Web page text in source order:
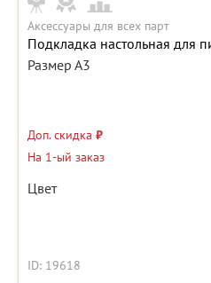
Аксессуары для всех парт
Подкладка настольная для
Размер А3
Доп. скидка ₽
На 1-ый заказ
Цвет
ID: 19618